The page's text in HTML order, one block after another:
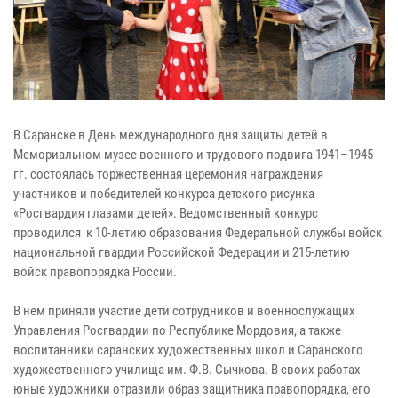
В Саранске в День международного дня защиты детей в
Мемориальном музее военного и трудового подвига 1941–1945
гг. состоялась торжественная церемония награждения
участников и победителей конкурса детского рисунка
«Росгвардия глазами детей». Ведомственный конкурс
проводился к 10-летию образования Федеральной службы войск
национальной гвардии Российской Федерации и 215-летию
войск правопорядка России.
В нем приняли участие дети сотрудников и военнослужащих
Управления Росгвардии по Республике Мордовия, а также
воспитанники саранских художественных школ и Саранского
художественного училища им. Ф.В. Сычкова. В своих работах
юные художники отразили образ защитника правопорядка, его